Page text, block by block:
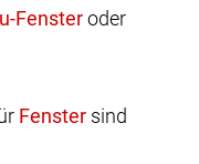
oder
sind